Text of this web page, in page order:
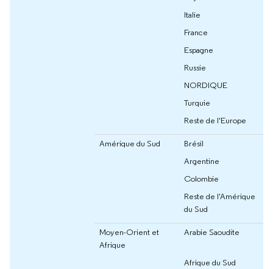
Italie
France
Espagne
Russie
NORDIQUE
Turquie
Reste de l'Europe
Amérique du Sud
Brésil
Argentine
Colombie
Reste de l'Amérique
du Sud
Moyen-Orient et
Afrique
Arabie Saoudite
Afrique du Sud